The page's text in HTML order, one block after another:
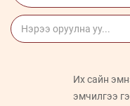
Их сайн
эмчилгээ